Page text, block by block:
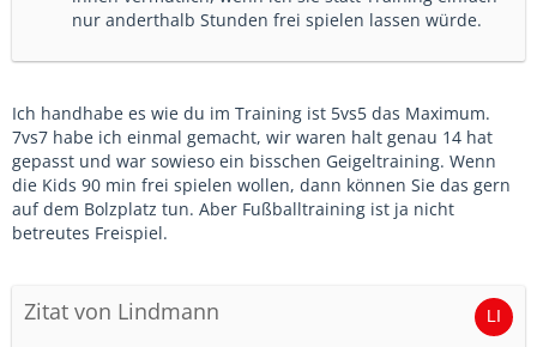
nur anderthalb Stunden frei spielen lassen würde.
Ich handhabe es wie du im Training ist 5vs5 das Maximum.
7vs7 habe ich einmal gemacht, wir waren halt genau 14 hat
gepasst und war sowieso ein bisschen Geigeltraining. Wenn
die Kids 90 min frei spielen wollen, dann können Sie das gern
auf dem Bolzplatz tun. Aber Fußballtraining ist ja nicht
betreutes Freispiel.
Zitat von Lindmann